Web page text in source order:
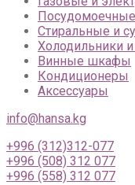
Стиральные и
Холодильники
Винные шкафы
Кондиционеры
Аксессуары
info@hansa.kg
+996 (312)312-077
+996 (508) 312 077
+996 (558) 312 077